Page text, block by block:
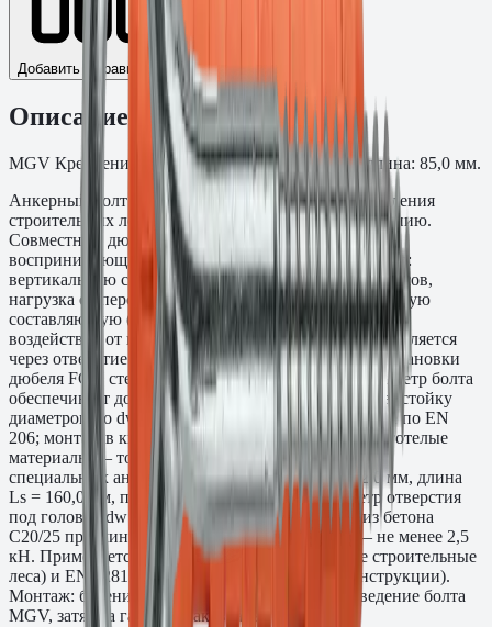
Добавить к сравнению
Описание
MGV Крепление строительных лесов. Рабочая длина: 85,0 мм.
Анкерный болт MGV Fasty предназначен для крепления
строительных лесов к несущему бетонному основанию.
Совместно с дюбелем FG образует анкерный узел,
воспринимающий нагрузки от лесовой конструкции:
вертикальную составляющую (собственная масса лесов,
нагрузка от персонала и материалов) и горизонтальную
составляющую (ветровое давление, динамические
воздействия от производственных работ). Болт вставляется
через отверстие в стойке или хомуте лесов после установки
дюбеля FG в стену, затем фиксируется гайкой. Диаметр болта
обеспечивает допуск для свободного прохода через стойку
диаметром до dw. Основание: бетон C20/25 и выше по EN
206; монтаж в кирпичную кладку, газобетон и пустотелые
материалы — только по расчёту и с применением
специальных анкеров. Диаметр стержня ds = 12,0 мм, длина
Ls = 160,0 мм, полезная длина = 85,0 мм, диаметр отверстия
под головку dw = 23,0 мм. Нагрузка на вырыв из бетона
C20/25 при минимальной глубине анкеровки — не менее 2,5
кН. Применяется согласно EN 12810 (фасадные строительные
леса) и EN 12811 (временные строительные конструкции).
Монтаж: бурение d14, установка дюбеля FG, введение болта
MGV, затяжка гайки. Упаковка: 25 шт.